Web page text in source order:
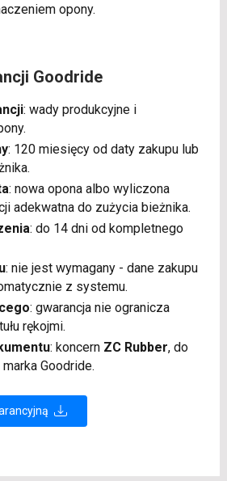
opony.
Goodride
: wady produkcyjne i
: 120 miesięcy od daty zakupu lub
: nowa opona albo wyliczona
adekwatna do zużycia bieżnika.
: do 14 dni od kompletnego
: nie jest wymagany - dane zakupu
z systemu.
: gwarancja nie ogranicza
rękojmi.
: koncern ZC Rubber, do
Goodride.